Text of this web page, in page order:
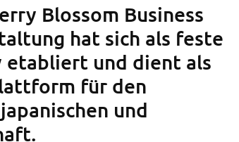
Blossom Business
hat sich als feste
und dient als
für den
und